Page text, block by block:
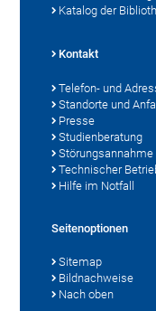
Katalog der
Kontakt
Telefon- und
Standorte und
Presse
Studienberatung
Störungsannahme
Technischer
Hilfe im Notfall
Seitenoptionen
Sitemap
Bildnachweise
Nach oben